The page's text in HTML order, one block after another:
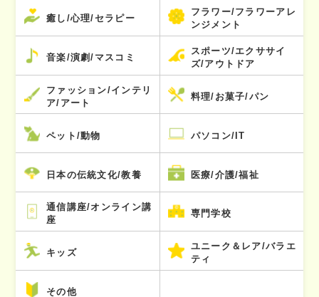
癒し/心理/セラピー
フラワー/フラワーアレ
ンジメント
音楽/演劇/マスコミ
スポーツ/エクササイ
ズ/アウトドア
ファッション/インテリ
ア/アート
料理/お菓子/パン
ペット/動物 パソコン/IT
日本の伝統文化/教養 医療/介護/福祉
通信講座/オンライン講
座
専門学校
キッズ
ユニーク＆レア/バラエ
ティ
その他